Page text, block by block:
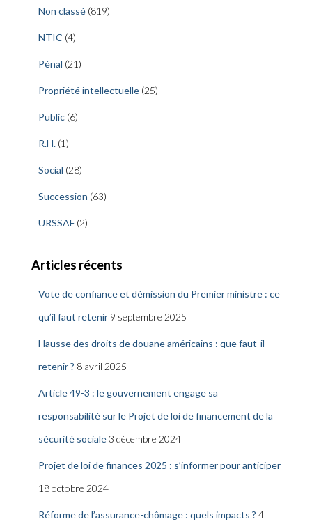
Non classé (819)
NTIC (4)
Pénal (21)
Propriété intellectuelle (25)
Public (6)
R.H. (1)
Social (28)
Succession (63)
URSSAF (2)
Articles récents
Vote de confiance et démission du Premier ministre : ce
qu’il faut retenir 9 septembre 2025
Hausse des droits de douane américains : que faut-il
retenir ? 8 avril 2025
Article 49-3 : le gouvernement engage sa
responsabilité sur le Projet de loi de financement de la
sécurité sociale3 décembre 2024
Projet de loi de finances 2025 : s’informer pour anticiper
18 octobre 2024
Réforme de l’assurance-chômage : quels impacts ? 4